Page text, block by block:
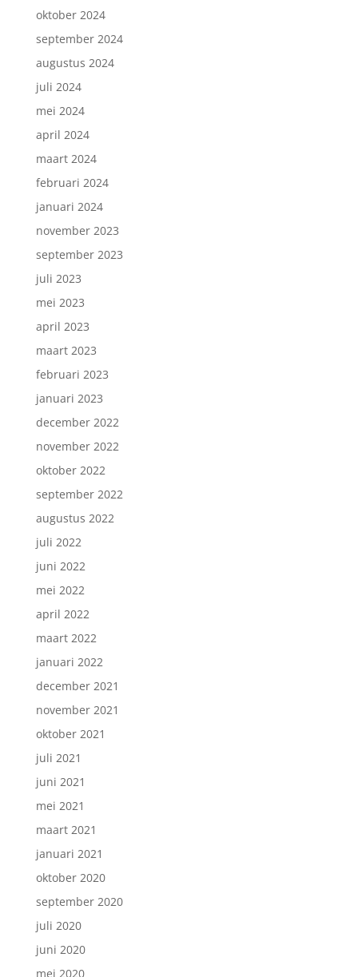
oktober 2024
september 2024
augustus 2024
juli 2024
mei 2024
april 2024
maart 2024
februari 2024
januari 2024
november 2023
september 2023
juli 2023
mei 2023
april 2023
maart 2023
februari 2023
januari 2023
december 2022
november 2022
oktober 2022
september 2022
augustus 2022
juli 2022
juni 2022
mei 2022
april 2022
maart 2022
januari 2022
december 2021
november 2021
oktober 2021
juli 2021
juni 2021
mei 2021
maart 2021
januari 2021
oktober 2020
september 2020
juli 2020
juni 2020
mei 2020